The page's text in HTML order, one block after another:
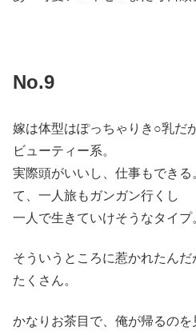
No.9
嫁は体型はぽっちゃりき○乳だ
ビューティー系。
実際頭がいいし、仕事もでき
て、一人旅もガンガン行くし
一人で生きていけそうなタイプ
そういうところに惹かれたん
たくさん。
かなりお茶目で、俺が帰るの